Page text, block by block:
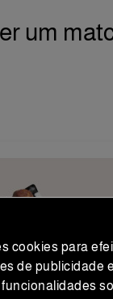
um
cookies para
de publicidade